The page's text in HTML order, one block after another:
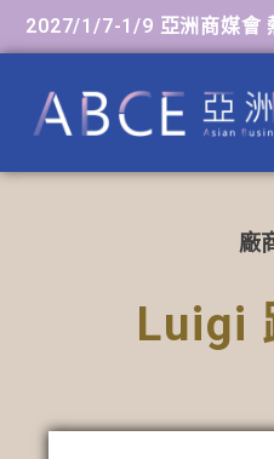
2027/1/7-1/9 亞洲商媒會
廠
Luigi